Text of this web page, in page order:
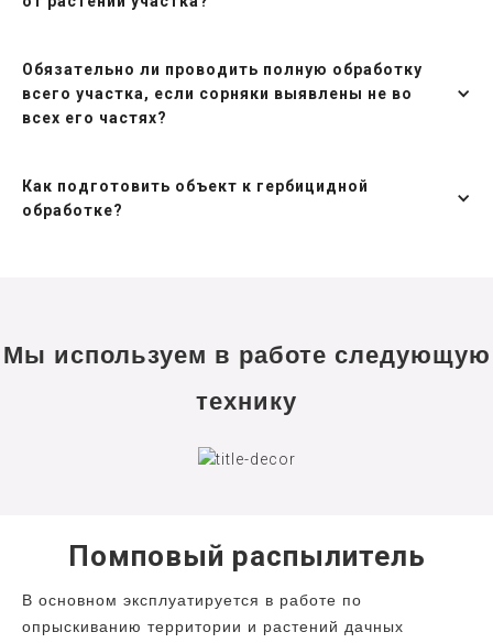
Обязательно ли проводить полную обработку
всего участка, если сорняки выявлены не во
всех его частях?
Как подготовить объект к гербицидной
обработке?
Мы используем в работе следующую
технику
Помповый распылитель
В основном эксплуатируется в работе по
опрыскиванию территории и растений дачных